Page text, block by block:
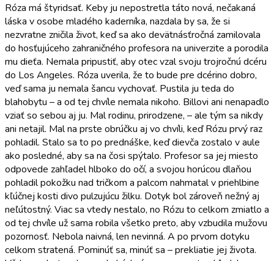
Róza má štyridsať. Keby ju nepostretla táto nová, nečakaná
láska v osobe mladého kaderníka, nazdala by sa, že si
nezvratne zničila život, keď sa ako devätnásťročná zamilovala
do hosťujúceho zahraničného profesora na univerzite a porodila
mu dieťa. Nemala pripustiť, aby otec vzal svoju trojročnú dcéru
do Los Angeles. Róza uverila, že to bude pre dcérino dobro,
veď sama ju nemala šancu vychovať. Pustila ju teda do
blahobytu – a od tej chvíle nemala nikoho. Billovi ani nenapadlo
vziať so sebou aj ju. Mal rodinu, prirodzene, – ale tým sa nikdy
ani netajil. Mal na prste obrúčku aj vo chvíli, keď Rózu prvý raz
pohladil. Stalo sa to po prednáške, keď dievča zostalo v aule
ako posledné, aby sa na čosi spýtalo. Profesor sa jej miesto
odpovede zahľadel hlboko do očí, a svojou horúcou dlaňou
pohladil pokožku nad tričkom a palcom nahmatal v priehlbine
kľúčnej kosti divo pulzujúcu žilku. Dotyk bol zároveň nežný aj
neľútostný. Viac sa vtedy nestalo, no Rózu to celkom zmiatlo a
od tej chvíle už sama robila všetko preto, aby vzbudila mužovu
pozornosť. Nebola naivná, len nevinná. A po prvom dotyku
celkom stratená. Pominúť sa, minúť sa – prekliatie jej života.